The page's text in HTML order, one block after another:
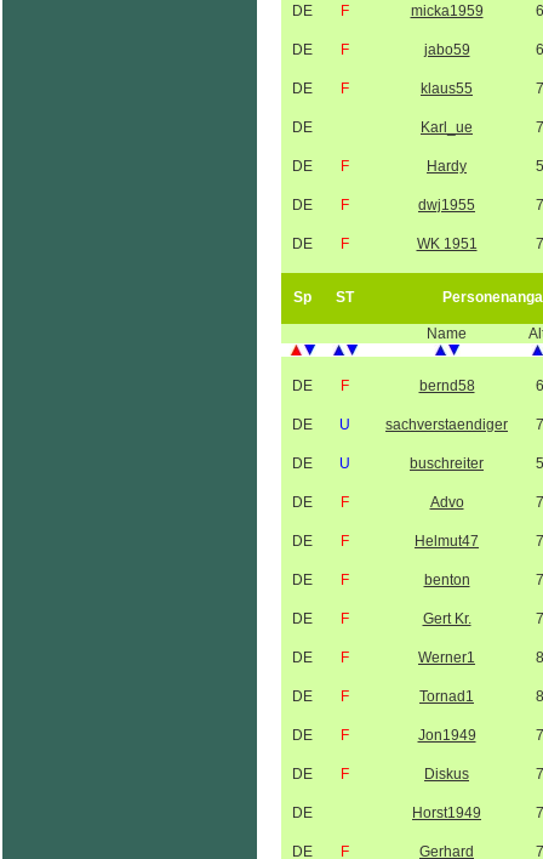
DE F micka1959
DE F jabo59
DE F klaus55
DE Karl_ue
DE F Hardy
DE F dwj1955
DE F WK 1951
Sp ST
Name
DE F bernd58
DE U sachverstaendiger
DE U buschreiter
DE F Advo
DE F Helmut47
DE F benton
DE F Gert Kr.
DE F Werner1
DE F Tornad1
DE F Jon1949
DE F Diskus
DE Horst1949
DE F Gerhard